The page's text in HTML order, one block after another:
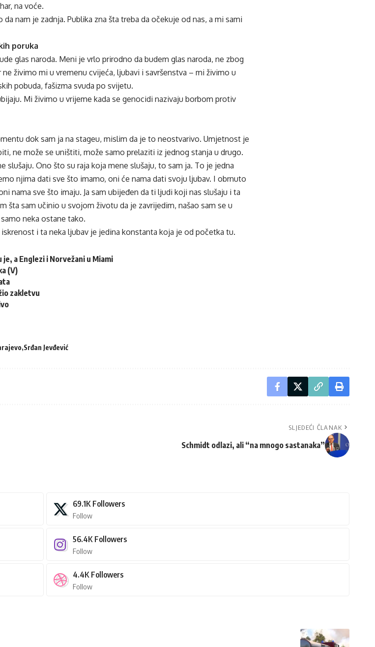
na voće.
nam je zadnja. Publika zna šta treba da očekuje od nas, a mi sami
poruka
glas naroda. Meni je vrlo prirodno da budem glas naroda, ne zbog
živimo mi u vremenu cvijeća, ljubavi i savršenstva – mi živimo u
pobuda, fašizma svuda po svijetu.
Mi živimo u vrijeme kada se genocidi nazivaju borbom protiv
dok sam ja na stageu, mislim da je to neostvarivo. Umjetnost je
ne može se uništiti, može samo prelaziti iz jednog stanja u drugo.
slušaju. Ono što su raja koja mene slušaju, to sam ja. To je jedna
njima dati sve što imamo, oni će nama dati svoju ljubav. I obrnuto
nama sve što imaju. Ja sam ubijeđen da ti ljudi koji nas slušaju i ta
šta sam učinio u svojom životu da je zavrijedim, našao sam se u
neka ostane tako.
i ta neka ljubav je jedina konstanta koja je od početka tu.
a Englezi i Norvežani u Miami
(V)
zakletvu
Srđan Jevđević
SLJEDEĆI ČLANAK
Schmidt odlazi, ali “na mnogo sastanaka”
69.1K Followers
Follow
56.4K Followers
Follow
4.4K Followers
Follow